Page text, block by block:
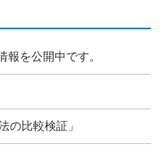
を公開中です。
の比較検証」